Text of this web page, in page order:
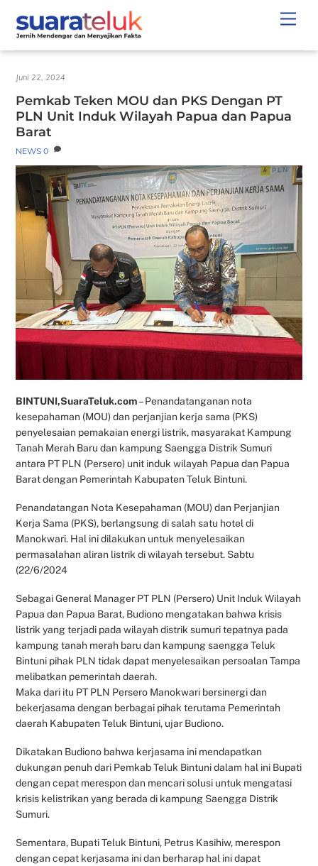
content
Juni 22, 2024
Pemkab Teken MOU dan PKS Dengan PT
PLN Unit Induk Wilayah Papua dan Papua
Barat
NEWS 0
BINTUNI,SuaraTeluk.com– Penandatanganan nota
kesepahaman (MOU) dan perjanjian kerja sama (PKS)
penyelesaian pemakaian energi listrik, masyarakat Kampung
Tanah Merah Baru dan kampung Saengga Distrik Sumuri
antara PT PLN (Persero) unit induk wilayah Papua dan Papua
Barat dengan Pemerintah Kabupaten Teluk Bintuni.
Penandatangan Nota Kesepahaman (MOU) dan Perjanjian
Kerja Sama (PKS), berlangsung di salah satu hotel di
Manokwari. Hal ini dilakukan untuk menyelesaikan
permasalahan aliran listrik di wilayah tersebut. Sabtu
(22/6/2024
Sebagai General Manager PT PLN (Persero) Unit Induk Wilayah
Papua dan Papua Barat, Budiono mengatakan bahwa krisis
listrik yang terjadi pada wilayah distrik sumuri tepatnya pada
kampung tanah merah baru dan kampung saengga Teluk
Bintuni pihak PLN tidak dapat menyelesaikan persoalan Tampa
melibatkan pemerintah daerah.
Maka dari itu PT PLN Persero Manokwari bersinergi dan
bekerjasama dengan berbagai pihak terutama Pemerintah
daerah Kabupaten Teluk Bintuni, ujar Budiono.
Dikatakan Budiono bahwa kerjasama ini mendapatkan
dukungan penuh dari Pemkab Teluk Bintuni dalam hal ini Bupati
dengan cepat merespon dan mencari solusi untuk mengatasi
krisis kelistrikan yang berada di kampung Saengga Distrik
Sumuri.
Sementara, Bupati Teluk Bintuni, Petrus Kasihiw, merespon
dengan cepat kerjasama ini dan berharap hal ini dapat